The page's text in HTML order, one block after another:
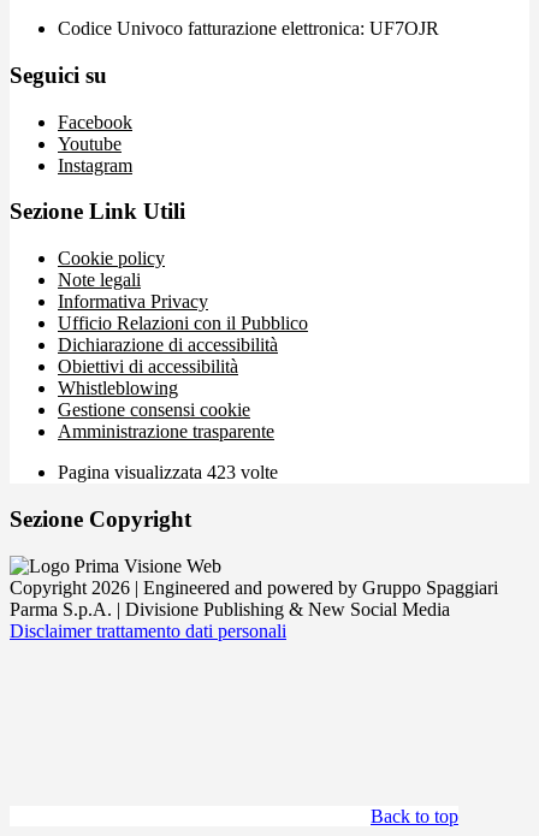
Codice Univoco fatturazione elettronica: UF7OJR
Seguici su
Facebook
Youtube
Instagram
Sezione Link Utili
Cookie policy
Note legali
Informativa Privacy
Ufficio Relazioni con il Pubblico
Dichiarazione di accessibilità
Obiettivi di accessibilità
Whistleblowing
Gestione consensi cookie
Amministrazione trasparente
Pagina visualizzata 423 volte
Sezione Copyright
Copyright 2026 | Engineered and powered by Gruppo Spaggiari
Parma S.p.A. | Divisione Publishing & New Social Media
Disclaimer trattamento dati personali
Back to top